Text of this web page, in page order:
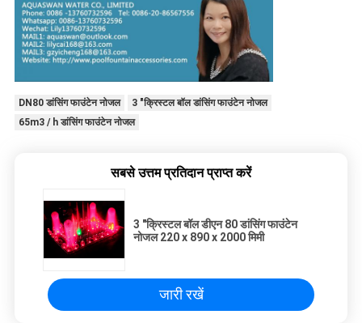
DN80 डांसिंग फाउंटेन नोजल
3 "क्रिस्टल बॉल डांसिंग फाउंटेन नोजल
65m3 / h डांसिंग फाउंटेन नोजल
सबसे उत्तम प्रतिदान प्राप्त करें
3 "क्रिस्टल बॉल डीएन 80 डांसिंग फाउंटेन
नोजल 220 x 890 x 2000 मिमी
जारी रखें